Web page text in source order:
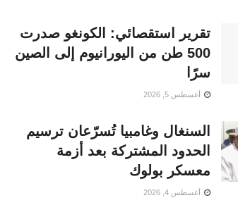
تقرير استقصائي: الكونغو صدرت
500 طن من اليورانيوم إلى الصين
سرًا
أغسطس 5, 2026
السنغال وغامبيا تُسرّعان ترسيم
الحدود المشتركة بعد أزمة
معسكر بولوك
أغسطس 4, 2026